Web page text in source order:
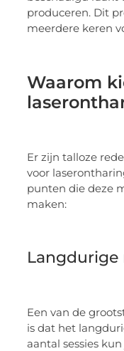
produceren. Dit
meerdere keren
Waarom
Er zijn talloze
voor
punten die deze
maken:
Langdurige
Een van de
is dat het
aantal sessies